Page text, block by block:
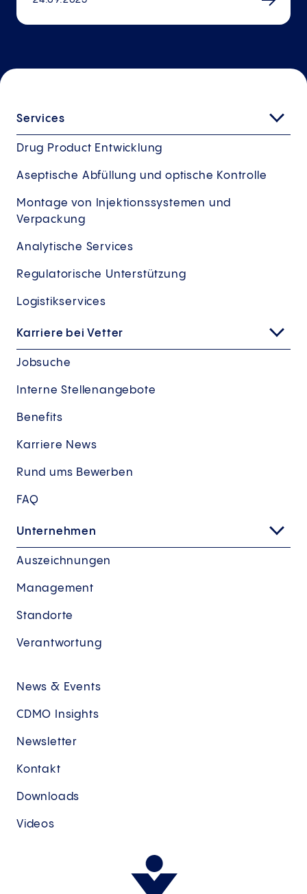
Services
Drug Product Entwicklung
Aseptische Abfüllung und optische Kontrolle
Montage von Injektionssystemen und
Verpackung
Analytische Services
Regulatorische Unterstützung
Logistikservices
Karriere bei Vetter
Jobsuche
Interne Stellenangebote
Benefits
Karriere News
Rund ums Bewerben
FAQ
Unternehmen
Auszeichnungen
Management
Standorte
Verantwortung
News & Events
CDMO Insights
Newsletter
Kontakt
Downloads
Videos